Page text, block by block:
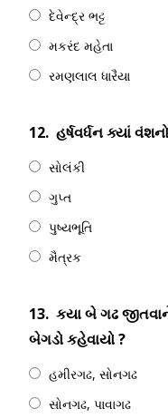
દેવેન્દ્ર ભટ્ટ
મકરંદ મહેતા
રમણલાલ ધારૈયા
12. હર્ષવર્ધન ક્યાં
સોલંકી
ગુપ્ત
પુષ્યભૂતિ
મૈત્રક
13. કયા બે ગઢ
બેગડો કહેવાયો ?
હમીરગઢ, સોનગઢ
સોનગઢ, પાવાગઢ